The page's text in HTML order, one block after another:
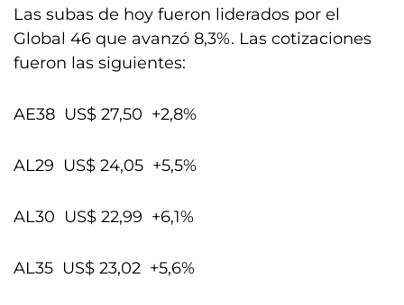
Las subas de hoy fueron liderados por el
Global 46 que avanzó 8,3%. Las cotizaciones
fueron las siguientes:
AE38 US$ 27,50 +2,8%
AL29 US$ 24,05 +5,5%
AL30 US$ 22,99 +6,1%
AL35 US$ 23,02 +5,6%